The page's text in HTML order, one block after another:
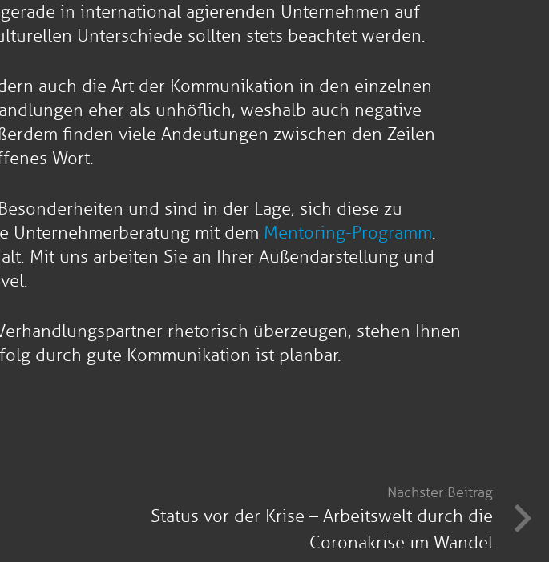
in international agierenden Unternehmen auf
Unterschiede sollten stets beachtet werden.
auch die Art der Kommunikation in den einzelnen
eher als unhöflich, weshalb auch negative
finden viele Andeutungen zwischen den Zeilen
Wort.
und sind in der Lage, sich diese zu
Unternehmerberatung mit dem Mentoring-Programm.
Mit uns arbeiten Sie an Ihrer Außendarstellung und
rhetorisch überzeugen, stehen Ihnen
durch gute Kommunikation ist planbar.
Nächster Beitrag
Status vor der Krise – Arbeitswelt durch die
Coronakrise im Wandel